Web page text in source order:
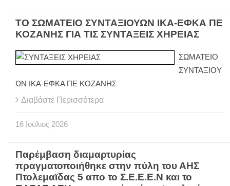
ΤΟ ΣΩΜΑΤΕΙΟ ΣΥΝΤΑΞΙΟΥΩΝ ΙΚΑ-ΕΦΚΑ ΠΕ
ΚΟΖΑΝΗΣ ΓΙΑ ΤΙΣ ΣΥΝΤΑΞΕΙΣ ΧΗΡΕΙΑΣ
ΣΩΜΑΤΕΙΟ
ΣΥΝΤΑΞΙΟΥ
ΩΝ ΙΚΑ-ΕΦΚΑ ΠΕ ΚΟΖΑΝΗΣ
Διαβάστε Περισσότερα
16 Ιούλιος 2026
Παρέμβαση διαμαρτυρίας
πραγματοποιήθηκε στην πύλη του ΑΗΣ
Πτολεμαϊδας 5 απο το Σ.Ε.Ε.Ε.Ν και το